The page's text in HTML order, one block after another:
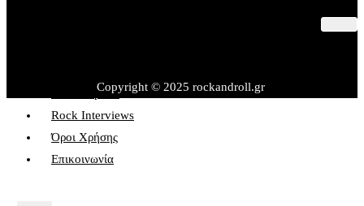
Rock&Sports
Rock Interviews
Όροι Χρήσης
Επικοινωνία
Copyright © 2025 rockandroll.gr